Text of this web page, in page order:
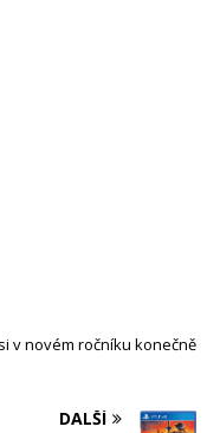
v novém ročníku konečně
DALŠÍ